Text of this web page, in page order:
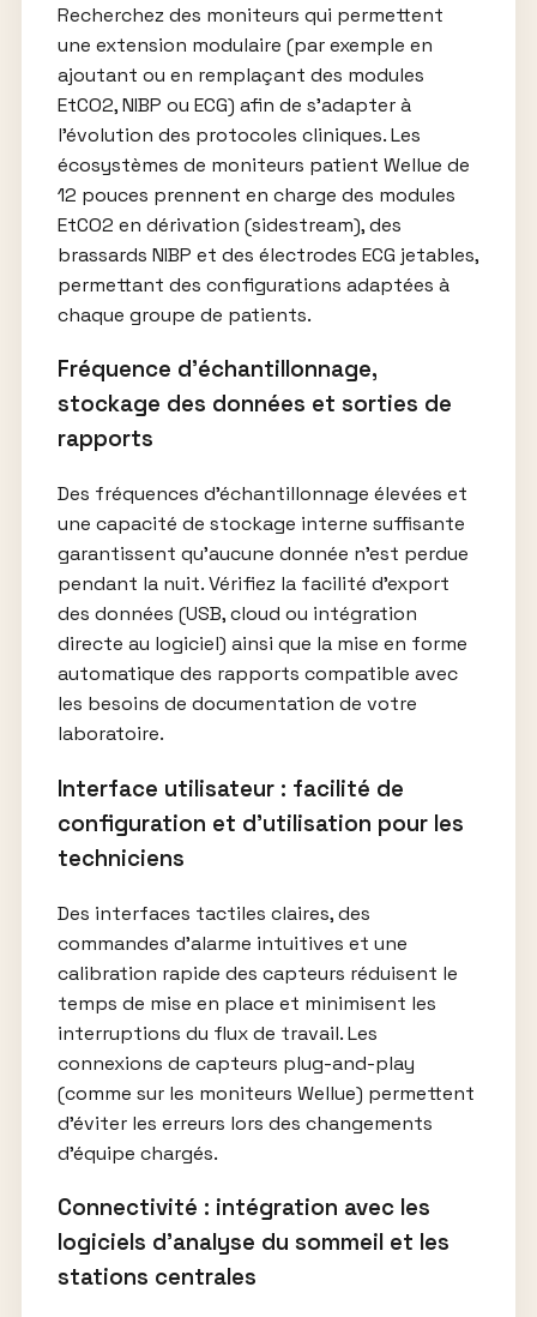
Recherchez des moniteurs qui permettent
une extension modulaire (par exemple en
ajoutant ou en remplaçant des modules
EtCO2, NIBP ou ECG) afin de s’adapter à
l’évolution des protocoles cliniques. Les
écosystèmes de moniteurs patient Wellue de
12 pouces prennent en charge des modules
EtCO2 en dérivation (sidestream), des
brassards NIBP et des électrodes ECG jetables,
permettant des configurations adaptées à
chaque groupe de patients.
Fréquence d’échantillonnage,
stockage des données et sorties de
rapports
Des fréquences d’échantillonnage élevées et
une capacité de stockage interne suffisante
garantissent qu’aucune donnée n’est perdue
pendant la nuit. Vérifiez la facilité d’export
des données (USB, cloud ou intégration
directe au logiciel) ainsi que la mise en forme
automatique des rapports compatible avec
les besoins de documentation de votre
laboratoire.
Interface utilisateur : facilité de
configuration et d’utilisation pour les
techniciens
Des interfaces tactiles claires, des
commandes d’alarme intuitives et une
calibration rapide des capteurs réduisent le
temps de mise en place et minimisent les
interruptions du flux de travail. Les
connexions de capteurs plug-and-play
(comme sur les moniteurs Wellue) permettent
d’éviter les erreurs lors des changements
d’équipe chargés.
Connectivité : intégration avec les
logiciels d’analyse du sommeil et les
stations centrales